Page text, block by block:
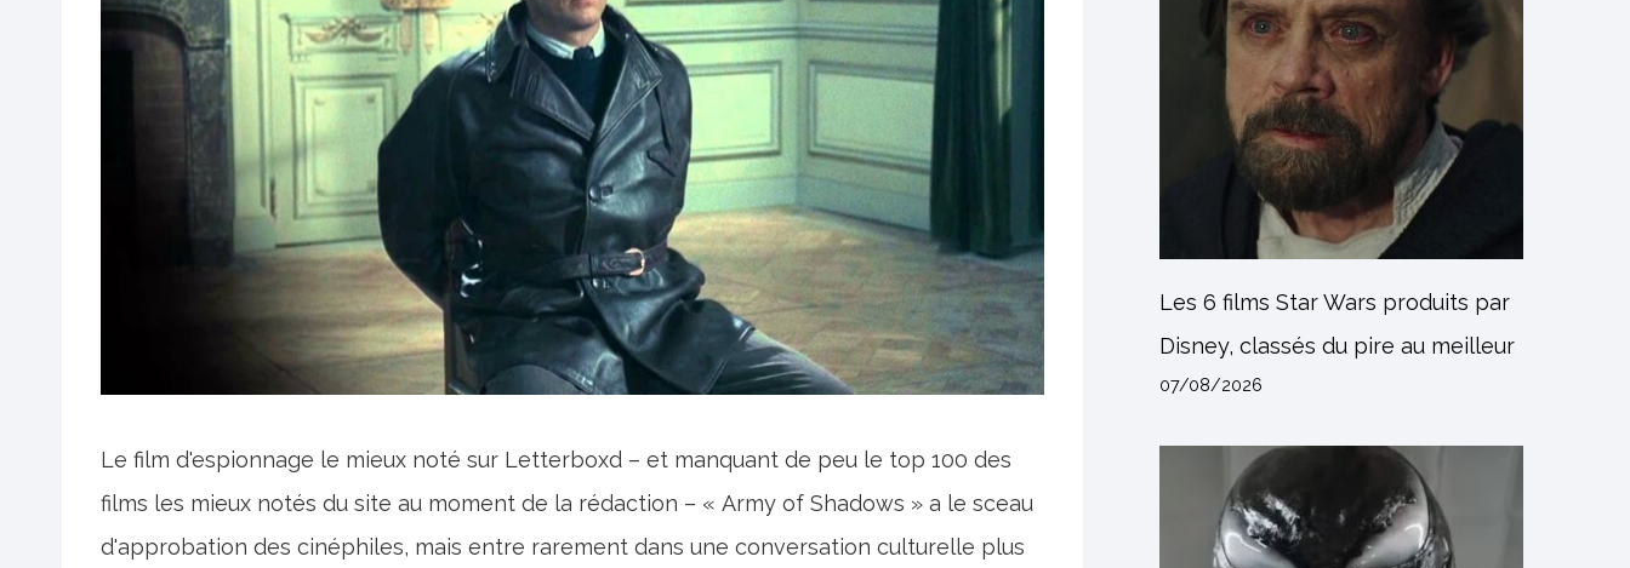
Le film d'espionnage le mieux noté sur Letterboxd – et manquant de peu le top 100 des
films les mieux notés du site au moment de la rédaction – « Army of Shadows » a le sceau
d'approbation des cinéphiles, mais entre rarement dans une conversation culturelle plus
Les 6 films Star Wars produits par
Disney, classés du pire au meilleur
07/08/2026